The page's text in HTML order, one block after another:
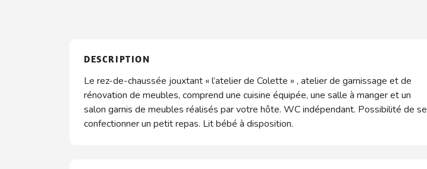
DESCRIPTION
Le rez-de-chaussée jouxtant « l’atelier de Colette » , atelier de garnissage et de
rénovation de meubles, comprend une cuisine équipée, une salle à manger et un
salon garnis de meubles réalisés par votre hôte. WC indépendant. Possibilité de se
confectionner un petit repas. Lit bébé à disposition.